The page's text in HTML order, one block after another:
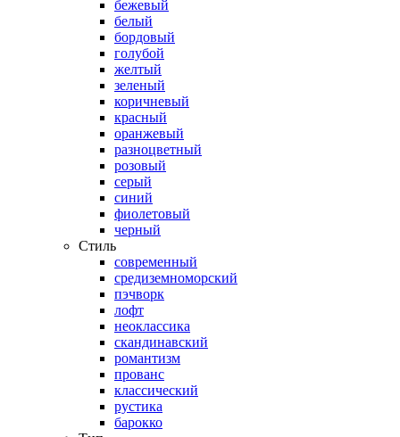
бежевый
белый
бордовый
голубой
желтый
зеленый
коричневый
красный
оранжевый
разноцветный
розовый
серый
синий
фиолетовый
черный
Стиль
современный
средиземноморский
пэчворк
лофт
неоклассика
скандинавский
романтизм
прованс
классический
рустика
барокко